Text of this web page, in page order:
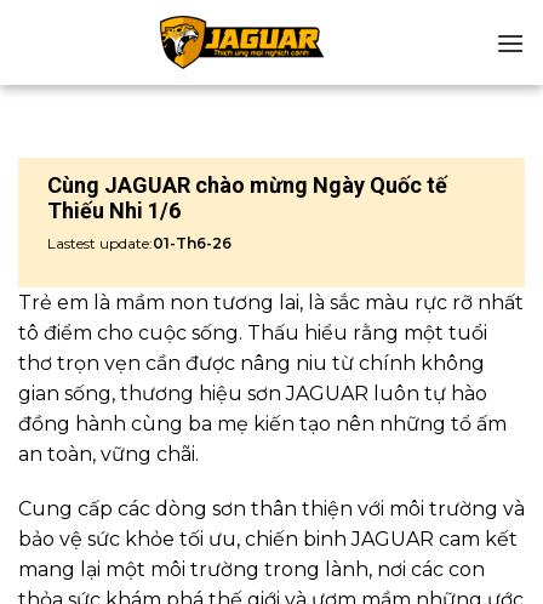
Cùng JAGUAR chào mừng Ngày Quốc tế
Thiếu Nhi 1/6
Lastest update:01-Th6-26
Trẻ em là mầm non tương lai, là sắc màu rực rỡ nhất
tô điểm cho cuộc sống. Thấu hiểu rằng một tuổi
thơ trọn vẹn cần được nâng niu từ chính không
gian sống, thương hiệu sơn JAGUAR luôn tự hào
đồng hành cùng ba mẹ kiến tạo nên những tổ ấm
an toàn, vững chãi.
Cung cấp các dòng sơn thân thiện với môi trường và
bảo vệ sức khỏe tối ưu, chiến binh JAGUAR cam kết
mang lại một môi trường trong lành, nơi các con